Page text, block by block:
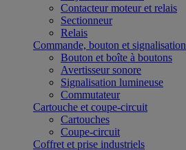
Contacteur moteur et relais
Sectionneur
Relais
Commande, bouton et signalisation
Bouton et boîte à boutons
Avertisseur sonore
Signalisation lumineuse
Commutateur
Cartouche et coupe-circuit
Cartouches
Coupe-circuit
Coffret et prise industriels